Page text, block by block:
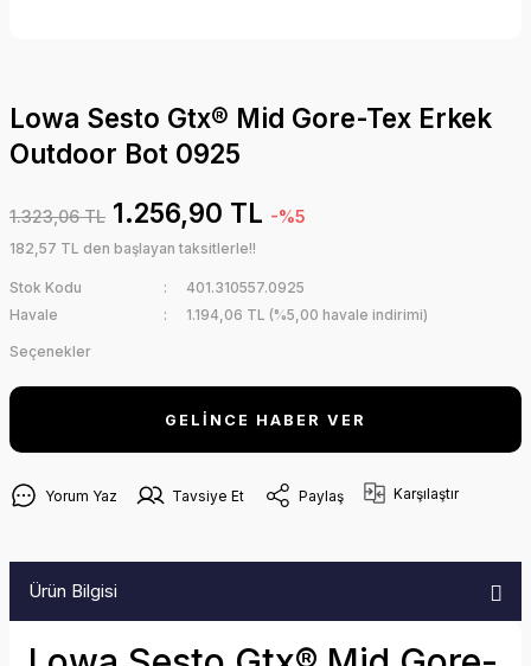
Lowa Sesto Gtx® Mid Gore-Tex Erkek
Outdoor Bot 0925
1.323,06 TL 1.256,90 TL -%5
182,57 TL den başlayan taksitlerle!!
Stok Kodu
401.310557.0925
Havale
1.194,06 TL (%5,00 havale indirimi)
Seçenekler
GELİNCE HABER VER
Yorum Yaz Tavsiye Et Paylaş Karşılaştır
Ürün Bilgisi